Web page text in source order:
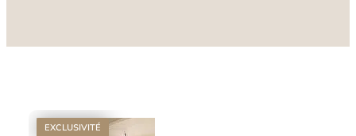
EXCLUSIVITÉ